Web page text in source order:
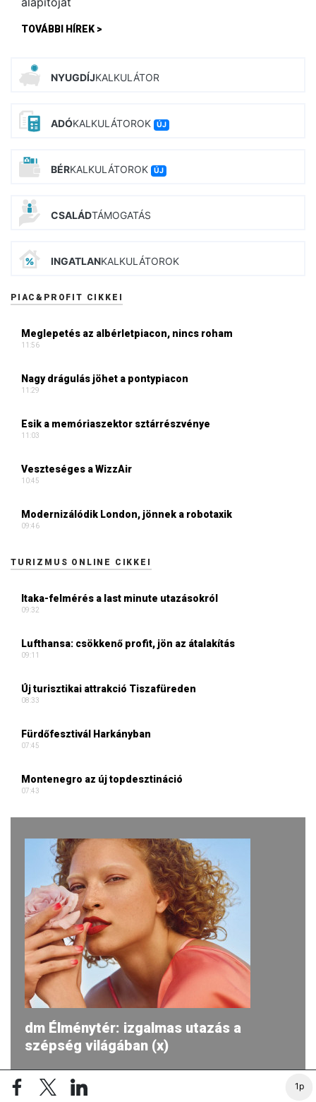
1p
TOVÁBBI HÍREK >
NYUGDÍJKALKULÁTOR
ADÓKALKULÁTOROK ÚJ
BÉRKALKULÁTOROK ÚJ
CSALÁDTÁMOGATÁS
INGATLANKALKULÁTOROK
PIAC&PROFIT CIKKEI
Meglepetés az albérletpiacon, nincs roham
11:56
Nagy drágulás jöhet a pontypiacon
11:29
Esik a memóriaszektor sztárrészvénye
11:03
Veszteséges a WizzAir
10:45
Modernizálódik London, jönnek a robotaxik
09:46
TURIZMUS ONLINE CIKKEI
Itaka-felmérés a last minute utazásokról
09:32
Lufthansa: csökkenő profit, jön az átalakítás
09:11
Új turisztikai attrakció Tiszafüreden
08:33
Fürdőfesztivál Harkányban
07:45
Montenegro az új topdesztináció
07:43
dm Élménytér: izgalmas utazás a
szépség világában (x)
vásárlókat, miközben aktivitásaik fókuszában továbbra is